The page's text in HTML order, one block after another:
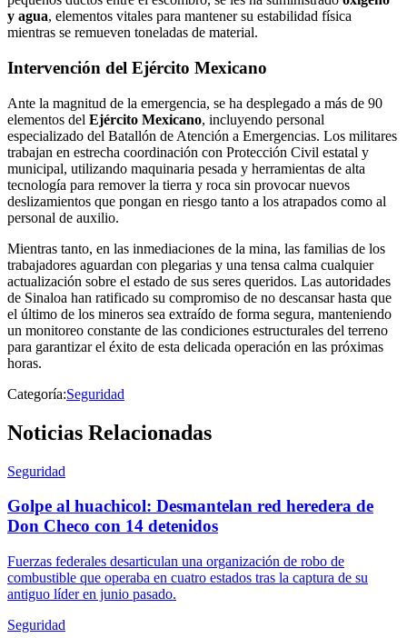
y agua, elementos vitales para mantener su estabilidad física
mientras se remueven toneladas de material.
Intervención del Ejército Mexicano
Ante la magnitud de la emergencia, se ha desplegado a más de 90
elementos del Ejército Mexicano, incluyendo personal
especializado del Batallón de Atención a Emergencias. Los militares
trabajan en estrecha coordinación con Protección Civil estatal y
municipal, utilizando maquinaria pesada y herramientas de alta
tecnología para remover la tierra y roca sin provocar nuevos
deslizamientos que pongan en riesgo tanto a los atrapados como al
personal de auxilio.
Mientras tanto, en las inmediaciones de la mina, las familias de los
trabajadores aguardan con plegarias y una tensa calma cualquier
actualización sobre el estado de sus seres queridos. Las autoridades
de Sinaloa han ratificado su compromiso de no descansar hasta que
el último de los mineros sea extraído de forma segura, manteniendo
un monitoreo constante de las condiciones estructurales del terreno
para garantizar el éxito de esta delicada operación en las próximas
horas.
Categoría:Seguridad
Noticias Relacionadas
Seguridad
Golpe al huachicol: Desmantelan red heredera de
Don Checo con 14 detenidos
Fuerzas federales desarticulan una organización de robo de
combustible que operaba en cuatro estados tras la captura de su
antiguo líder en junio pasado.
Seguridad